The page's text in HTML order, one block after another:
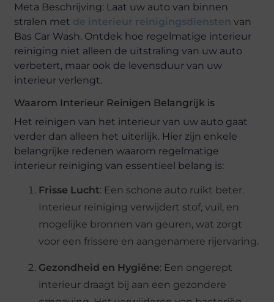
Meta Beschrijving: Laat uw auto van binnen
stralen met de interieur reinigingsdiensten van
Bas Car Wash. Ontdek hoe regelmatige interieur
reiniging niet alleen de uitstraling van uw auto
verbetert, maar ook de levensduur van uw
interieur verlengt.
Waarom Interieur Reinigen Belangrijk is
Het reinigen van het interieur van uw auto gaat
verder dan alleen het uiterlijk. Hier zijn enkele
belangrijke redenen waarom regelmatige
interieur reiniging van essentieel belang is:
Frisse Lucht: Een schone auto ruikt beter.
Interieur reiniging verwijdert stof, vuil, en
mogelijke bronnen van geuren, wat zorgt
voor een frissere en aangenamere rijervaring.
Gezondheid en Hygiëne: Een ongerept
interieur draagt bij aan een gezondere